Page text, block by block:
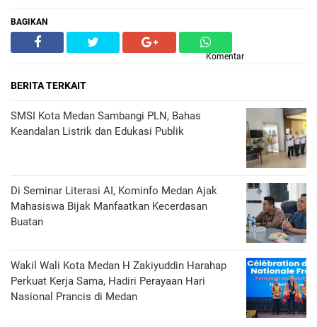
BAGIKAN
Komentar
BERITA TERKAIT
SMSI Kota Medan Sambangi PLN, Bahas
Keandalan Listrik dan Edukasi Publik
Di Seminar Literasi AI, Kominfo Medan Ajak
Mahasiswa Bijak Manfaatkan Kecerdasan
Buatan
Wakil Wali Kota Medan H Zakiyuddin Harahap
Perkuat Kerja Sama, Hadiri Perayaan Hari
Nasional Prancis di Medan